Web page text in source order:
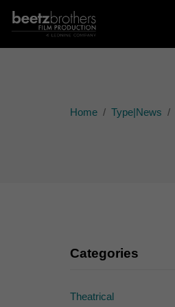
Home Type|News
Categories
Theatrical